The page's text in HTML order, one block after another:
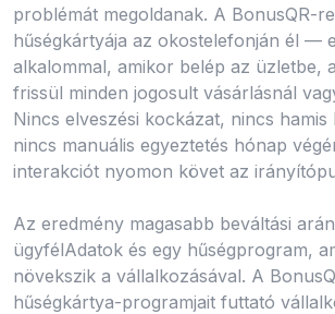
problémát megoldanak. A BonusQR-
hűségkártyája az okostelefonján él —
alkalommal, amikor belép az üzletbe,
frissül minden jogosult vásárlásnál
Nincs elveszési kockázat, nincs hamis
nincs manuális egyeztetés hónap
interakciót nyomon követ az
Az eredmény magasabb beváltási
ügyfélAdatok és egy hűségprogram,
növekszik a vállalkozásával. A
hűségkártya-programjait futtató